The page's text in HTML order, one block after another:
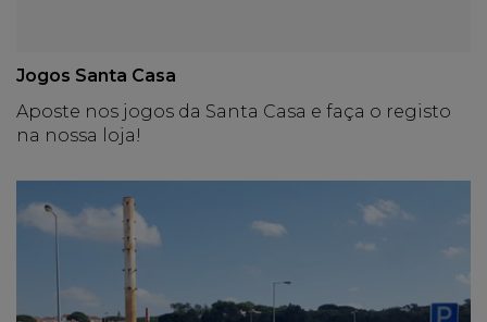
Jogos Santa Casa
Aposte nos jogos da Santa Casa e faça o registo
na nossa loja!